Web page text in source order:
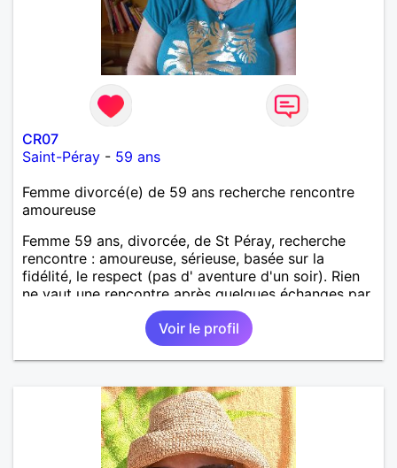
CR07
Saint-Péray - 59 ans
Femme divorcé(e) de 59 ans recherche rencontre
amoureuse
Femme 59 ans, divorcée, de St Péray, recherche
rencontre : amoureuse, sérieuse, basée sur la
fidélité, le respect (pas d' aventure d'un soir). Rien
ne vaut une rencontre après quelques échanges par
messages pour savoir si il y a un feeling entre les
deux et le désir de se revoir. Au plaisir de se
Voir le profil